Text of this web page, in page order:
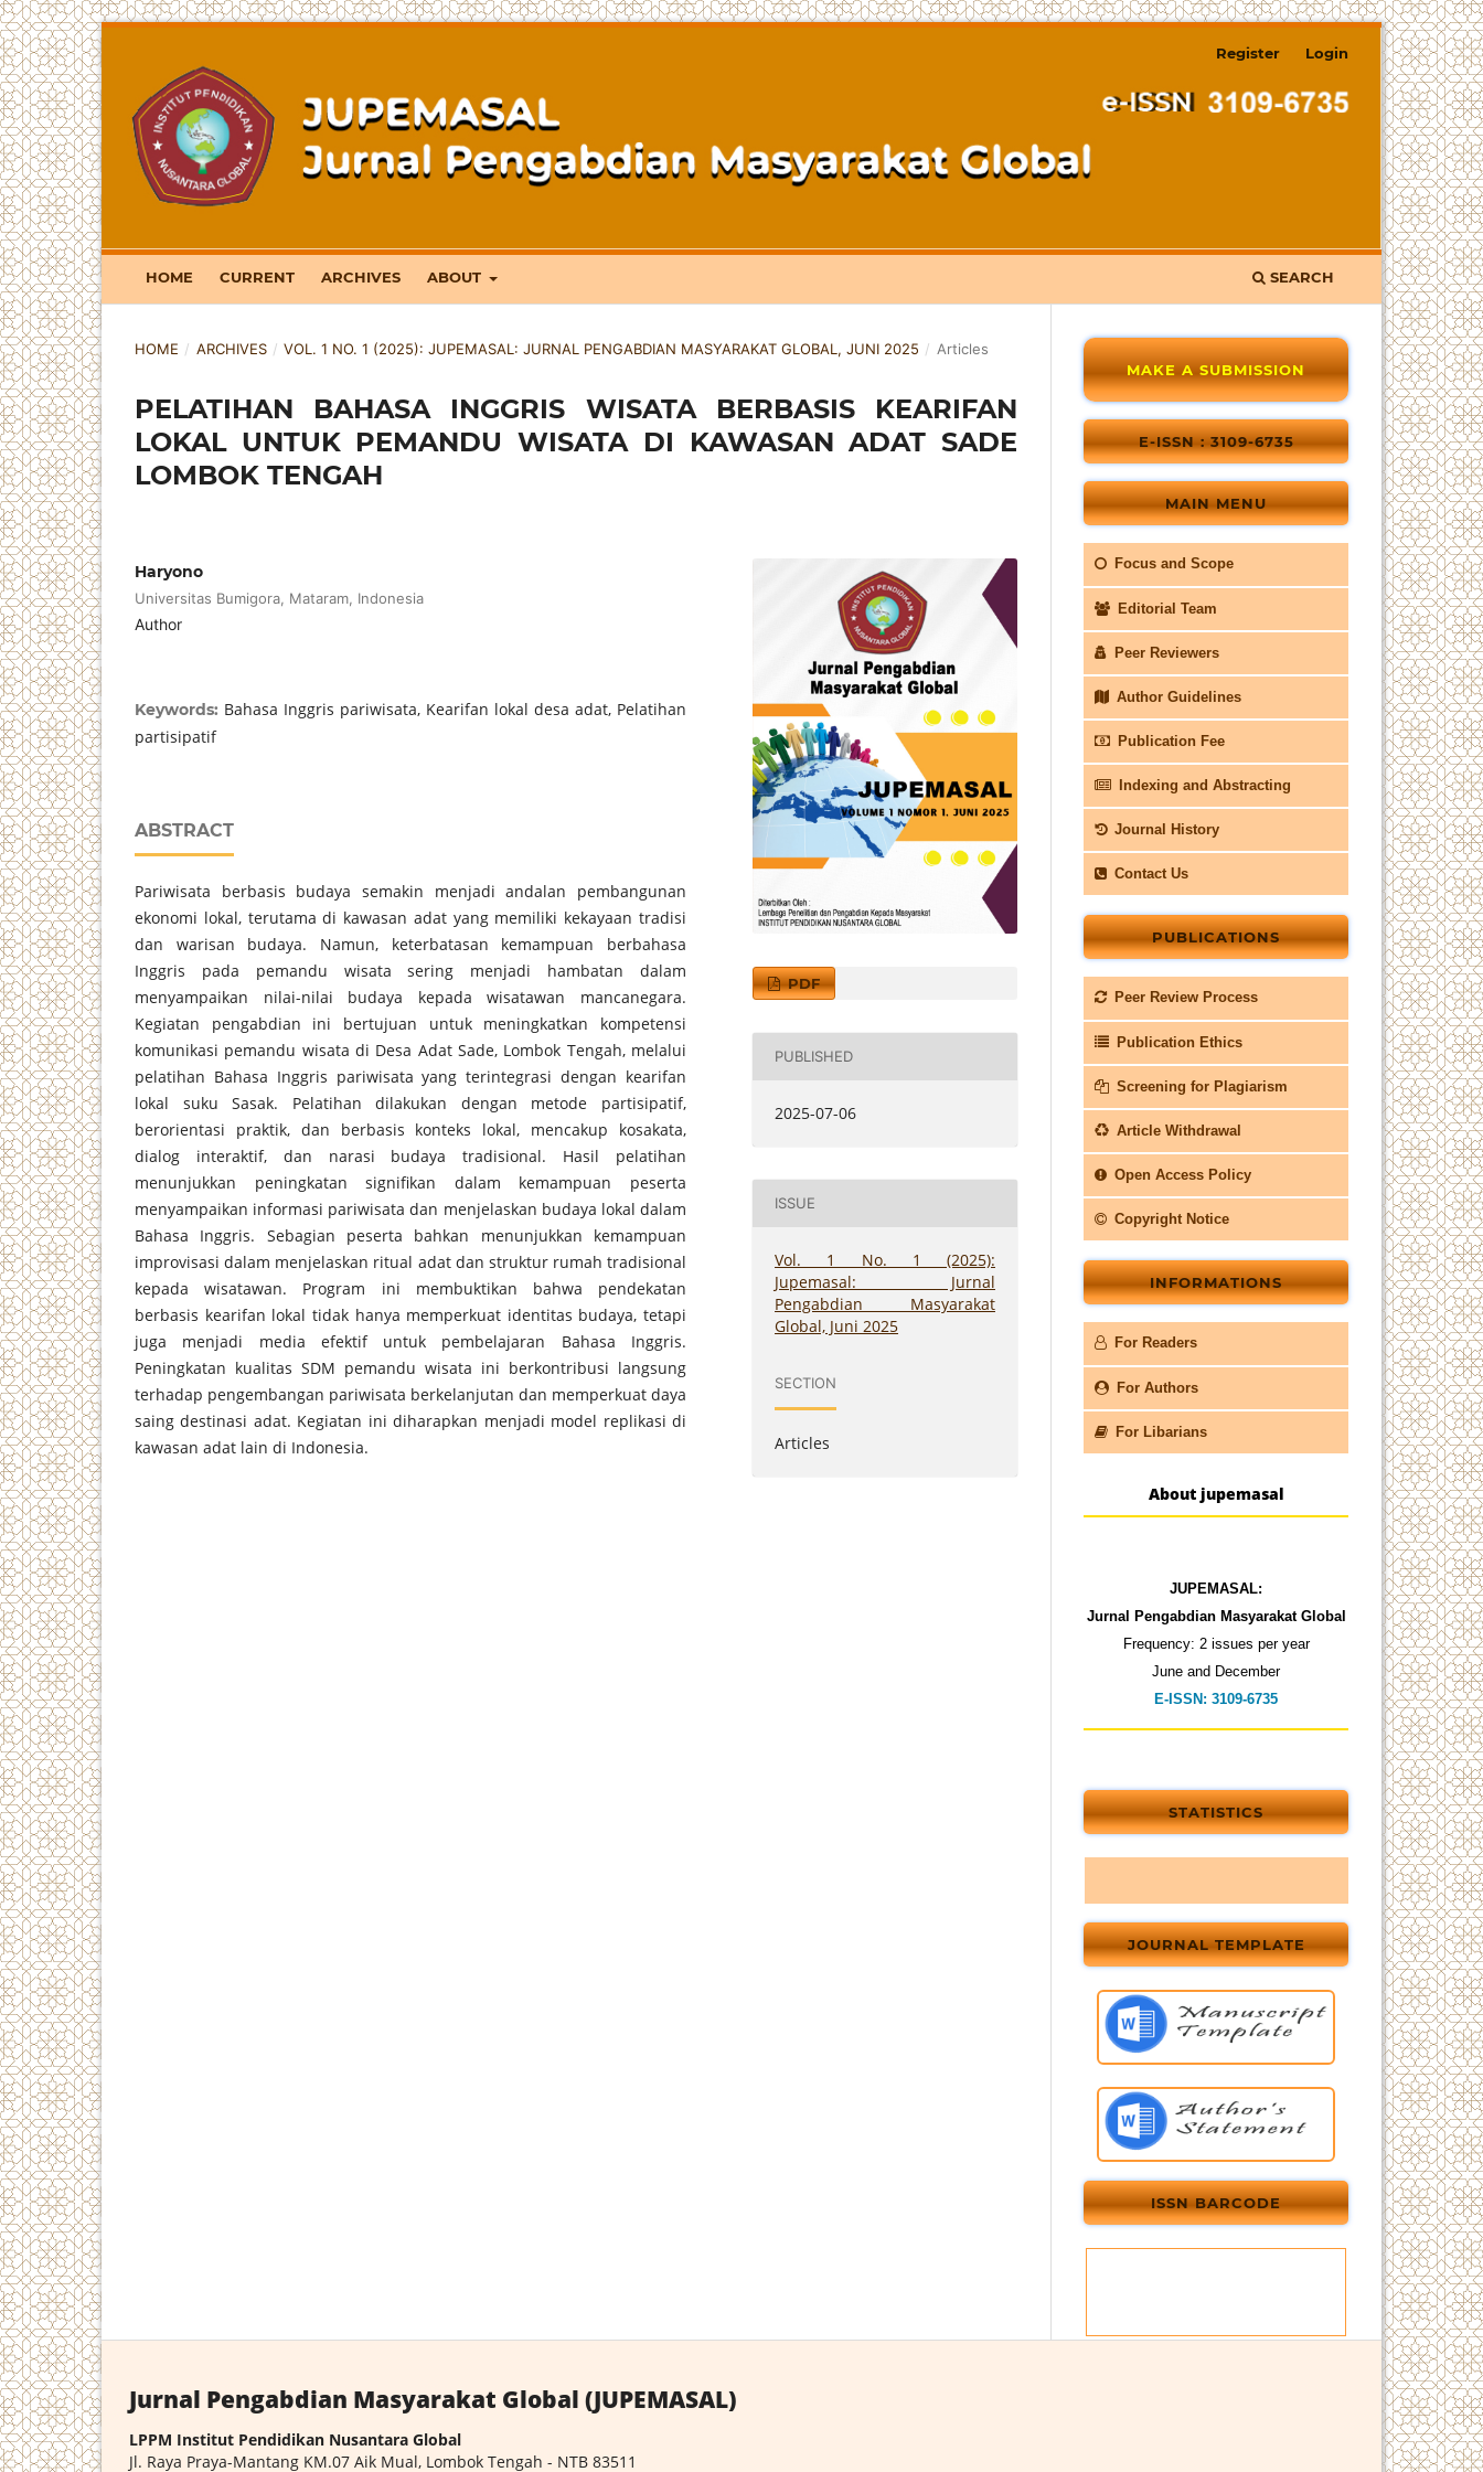
HOME CURRENT ARCHIVES ABOUT SEARCH
Register Login
HOME / ARCHIVES / VOL. 1 NO. 1 (2025): JUPEMASAL: JURNAL PENGABDIAN MASYARAKAT GLOBAL, JUNI 2025 / Articles
PELATIHAN BAHASA INGGRIS WISATA BERBASIS KEARIFAN
LOKAL UNTUK PEMANDU WISATA DI KAWASAN ADAT SADE
LOMBOK TENGAH
Haryono
Universitas Bumigora, Mataram, Indonesia
Author
Keywords: Bahasa Inggris pariwisata, Kearifan lokal desa adat, Pelatihan
partisipatif
ABSTRACT
Pariwisata berbasis budaya semakin menjadi andalan pembangunan
ekonomi lokal, terutama di kawasan adat yang memiliki kekayaan tradisi
dan warisan budaya. Namun, keterbatasan kemampuan berbahasa
Inggris pada pemandu wisata sering menjadi hambatan dalam
menyampaikan nilai-nilai budaya kepada wisatawan mancanegara.
Kegiatan pengabdian ini bertujuan untuk meningkatkan kompetensi
komunikasi pemandu wisata di Desa Adat Sade, Lombok Tengah, melalui
pelatihan Bahasa Inggris pariwisata yang terintegrasi dengan kearifan
lokal suku Sasak. Pelatihan dilakukan dengan metode partisipatif,
berorientasi praktik, dan berbasis konteks lokal, mencakup kosakata,
dialog interaktif, dan narasi budaya tradisional. Hasil pelatihan
menunjukkan peningkatan signifikan dalam kemampuan peserta
menyampaikan informasi pariwisata dan menjelaskan budaya lokal dalam
Bahasa Inggris. Sebagian peserta bahkan menunjukkan kemampuan
improvisasi dalam menjelaskan ritual adat dan struktur rumah tradisional
kepada wisatawan. Program ini membuktikan bahwa pendekatan
berbasis kearifan lokal tidak hanya memperkuat identitas budaya, tetapi
juga menjadi media efektif untuk pembelajaran Bahasa Inggris.
Peningkatan kualitas SDM pemandu wisata ini berkontribusi langsung
terhadap pengembangan pariwisata berkelanjutan dan memperkuat daya
saing destinasi adat. Kegiatan ini diharapkan menjadi model replikasi di
kawasan adat lain di Indonesia.
PDF
PUBLISHED
2025-07-06
ISSUE
Vol. 1 No. 1 (2025):
Jupemasal: Jurnal
Pengabdian Masyarakat
Global, Juni 2025
SECTION
Articles
MAKE A SUBMISSION
E-ISSN : 3109-6735
MAIN MENU
Focus and Scope
Editorial Team
Peer Reviewers
Author Guidelines
Publication Fee
Indexing and Abstracting
Journal History
Contact Us
PUBLICATIONS
Peer Review Process
Publication Ethics
Screening for Plagiarism
Article Withdrawal
Open Access Policy
Copyright Notice
INFORMATIONS
For Readers
For Authors
For Libarians
About jupemasal
JUPEMASAL:
Jurnal Pengabdian Masyarakat Global
Frequency: 2 issues per year
June and December
E-ISSN: 3109-6735
STATISTICS
JOURNAL TEMPLATE
ISSN BARCODE
Jurnal Pengabdian Masyarakat Global (JUPEMASAL)
LPPM Institut Pendidikan Nusantara Global
Jl. Raya Praya-Mantang KM.07 Aik Mual, Lombok Tengah - NTB 83511